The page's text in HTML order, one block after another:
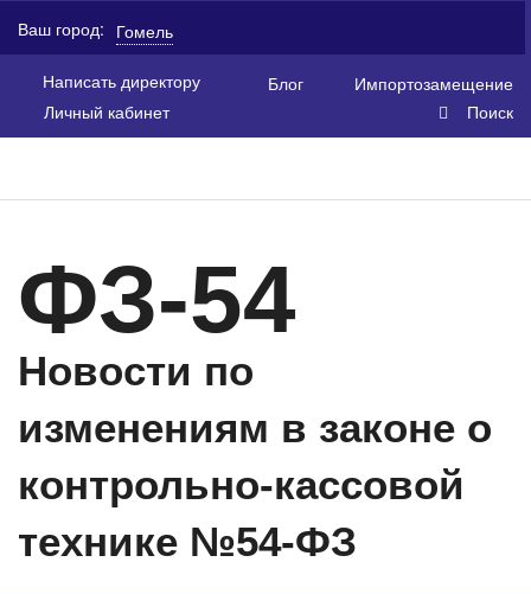
Написать директору Блог
Импортозамещение
Личный кабинет
Ваш город: Гомель
Поиск
ФЗ-54
Новости по
изменениям в законе о
контрольно-кассовой
технике №54-ФЗ